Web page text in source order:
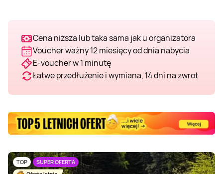
Cena niższa lub taka sama jak u organizatora
Voucher ważny 12 miesięcy od dnia nabycia
E-voucher w 1 minutę
Łatwe przedłużenie i wymiana, 14 dni na zwrot
TOP SUPER OFERTA